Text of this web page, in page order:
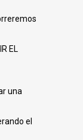
EL
una
el